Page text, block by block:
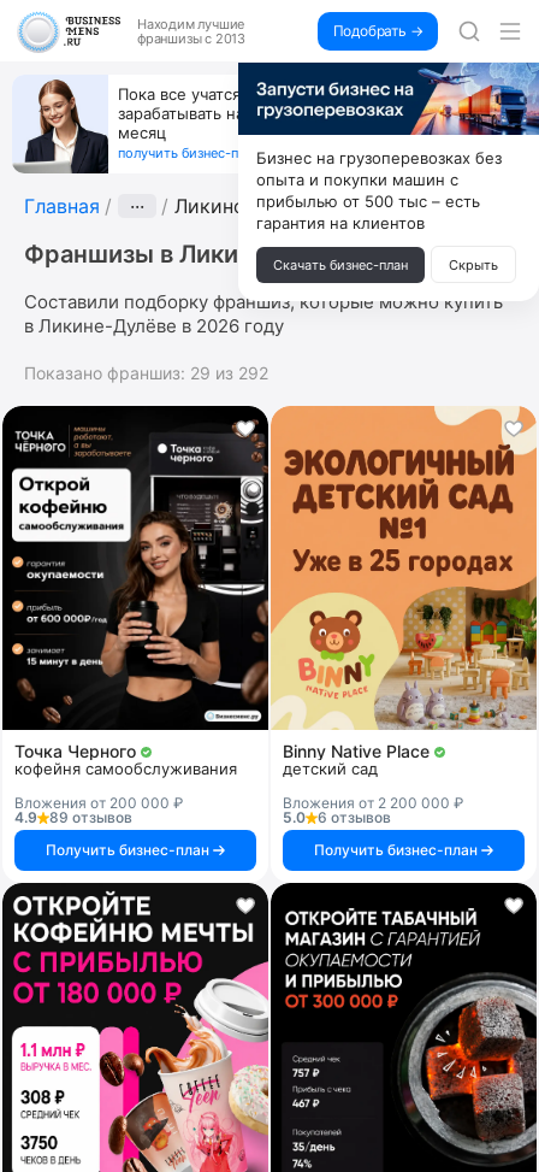
Находим лучшие
франшизы с 2013
Подобрать →
Пока все учатся пользоваться ИИ, вы можете
зарабатывать на их обучении по 500 тыс. каждый
месяц
получить бизнес-план ↓
Главная ··· Ликино-Дулёво
Франшизы в Ликине-Дулёве
Составили подборку франшиз, которые можно купить
в Ликине-Дулёве в 2026 году
Показано франшиз: 29 из 292
Точка Черного
кофейня самообслуживания
Вложения от 200 000 ₽
4.9
89 отзывов
Получить бизнес-план
Binny Native Place
детский сад
Вложения от 2 200 000 ₽
5.0
6 отзывов
Получить бизнес-план
Бизнес на грузоперевозках без
опыта и покупки машин с
прибылью от 500 тыс – есть
гарантия на клиентов
Скачать бизнес-план Скрыть